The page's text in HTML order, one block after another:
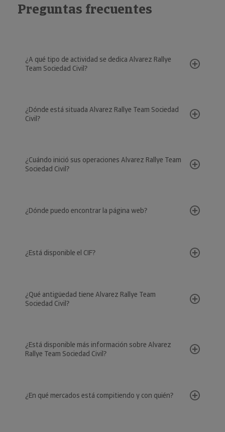
Preguntas frecuentes
¿A qué tipo de actividad se dedica Alvarez Rallye
Team Sociedad Civil?
¿Dónde está situada Alvarez Rallye Team Sociedad
Civil?
¿Cuándo inició sus operaciones Alvarez Rallye Team
Sociedad Civil?
¿Dónde puedo encontrar la página web?
¿Está disponible el CIF?
¿Qué antigüedad tiene Alvarez Rallye Team
Sociedad Civil?
¿Está disponible más información sobre Alvarez
Rallye Team Sociedad Civil?
¿En qué mercados está compitiendo y con quién?